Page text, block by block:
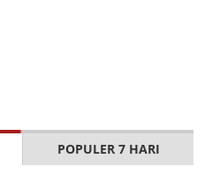
POPULER 7 HARI